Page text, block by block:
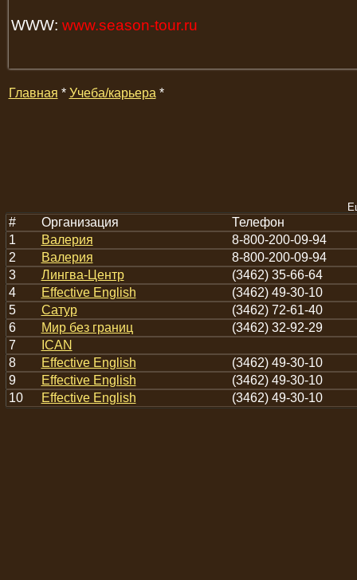
WWW: www.season-tour.ru
Главная * Учеба/карьера *
# Организация
Телефон
1
Валерия
8-800-200-09-94
2
Валерия
8-800-200-09-94
3
Лингва-Центр
(3462) 35-66-64
4
Effective English
(3462) 49-30-10
5
Сатур
(3462) 72-61-40
6
Мир без границ
(3462) 32-92-29
7
ICAN
8
Effective English
(3462) 49-30-10
9
Effective English
(3462) 49-30-10
10
Effective English (3462) 49-30-10